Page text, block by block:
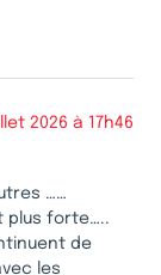
2026 à 17h46
……
plus forte…..
de
les